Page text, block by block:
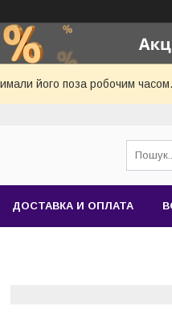
його поза робочим
ДОСТАВКА И ОПЛАТА